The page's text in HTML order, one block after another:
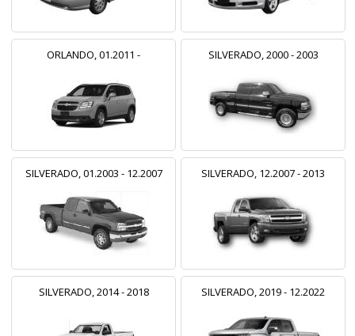
ORLANDO, 01.2011 - SILVERADO, 2000 - 2003
SILVERADO, 01.2003 - 12.2007 SILVERADO, 12.2007 - 2013
SILVERADO, 2014 - 2018 SILVERADO, 2019 - 12.2022